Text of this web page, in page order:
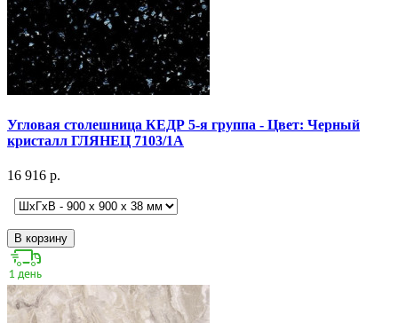
Угловая столешница КЕДР 5-я группа - Цвет: Черный
кристалл ГЛЯНЕЦ 7103/1А
16 916 р.
В корзину